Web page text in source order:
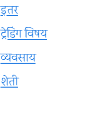
इतर
ट्रेडिंग विषय
व्यवसाय
शेती